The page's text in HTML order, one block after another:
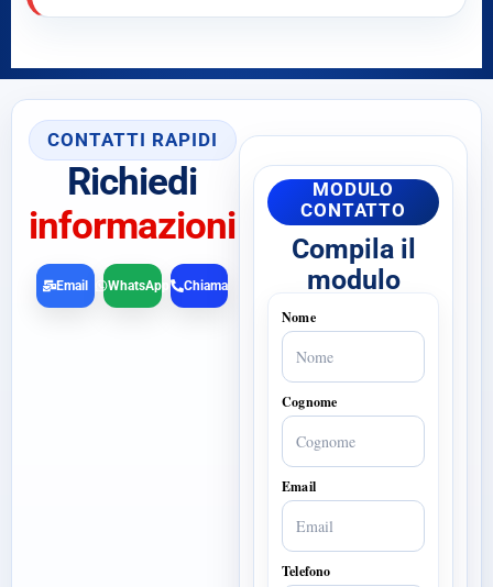
CONTATTI RAPIDI
Richiedi
informazioni
Chiama
Email WhatsApp
MODULO
CONTATTO
Compila il
modulo
Nome
Cognome
Email
Telefono